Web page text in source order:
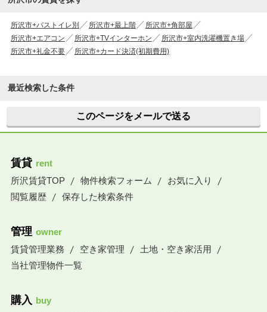
所沢市+バストイレ別 所沢市+最上階
所沢市+角部屋
所沢市+エアコン
所沢市+TVインターホン
所沢市+室内洗濯機置き場
所沢市+礼金不要
所沢市+カード決済(初期費用)
最近検索した条件
このページをメールで送る
賃貸 rent
所沢賃貸TOP
物件検索フォーム
お気に入り
閲覧履歴
保存した検索条件
管理 owner
賃貸管理業務
空き家管理
土地・空き家活用
当社管理物件一覧
購入 buy